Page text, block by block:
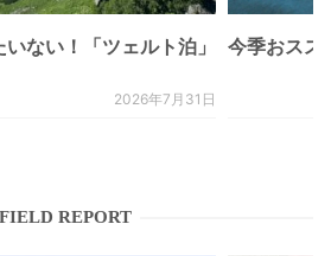
ない！「ツェルト泊」
2026年7月31日
今季おスス
FIELD REPORT